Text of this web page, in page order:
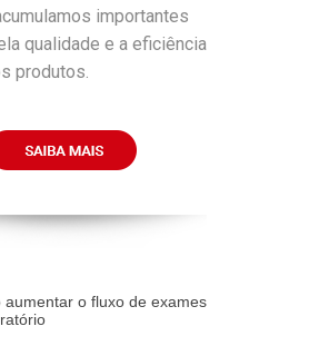
importantes
qualidade e a eficiência
produtos.
aumentar o fluxo de exames